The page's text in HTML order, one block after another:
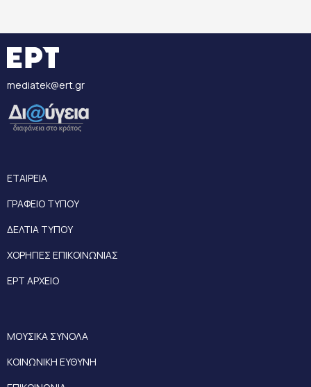
mediatek@ert.gr
ΕΤΑΙΡΕΙΑ
ΓΡΑΦΕΙΟ ΤΥΠΟΥ
ΔΕΛΤΙΑ ΤΥΠΟΥ
ΧΟΡΗΓΙΕΣ ΕΠΙΚΟΙΝΩΝΙΑΣ
ΕΡΤ ΑΡΧΕΙΟ
ΜΟΥΣΙΚΑ ΣΥΝΟΛΑ
ΚΟΙΝΩΝΙΚΗ ΕΥΘΥΝΗ